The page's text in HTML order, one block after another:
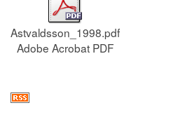
Astvaldsson_1998.pdf
Adobe Acrobat PDF